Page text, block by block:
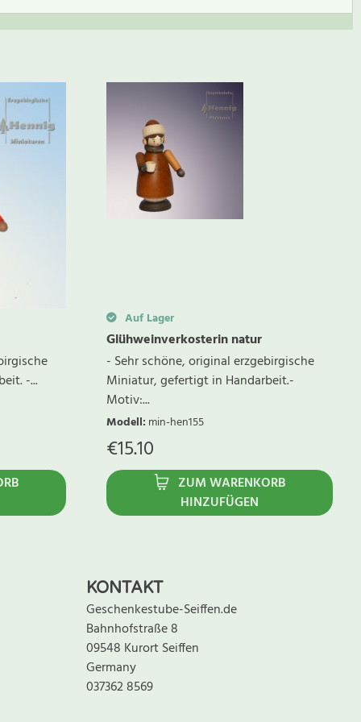
-...
Auf Lager
Glühweinverkosterin natur
- Sehr schöne, original erzgebirgische
Miniatur, gefertigt in Handarbeit.-
Motiv:...
Modell: min-hen155
€15.10
ZUM WARENKORB
HINZUFÜGEN
KONTAKT
Geschenkestube-Seiffen.de
Bahnhofstraße 8
09548 Kurort Seiffen
Germany
037362 8569